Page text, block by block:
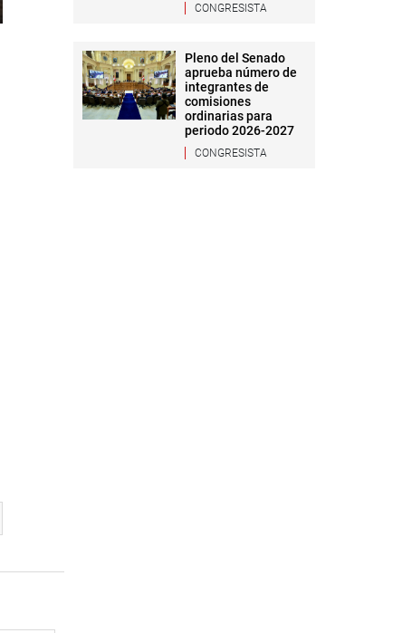
CONGRESISTA
Pleno del Senado
aprueba número de
integrantes de
comisiones
ordinarias para
periodo 2026-2027
CONGRESISTA